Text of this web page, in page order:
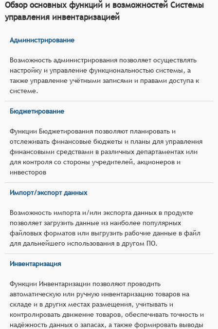
Обзор основных функций и возможностей Системы
управления инвентаризацией
Администрирование
Возможность администрирования позволяет осуществлять
настройку и управление функциональностью системы, а
также управление учётными записями и правами доступа к
системе.
Бюджетирование
Функции Бюджетирования позволяют планировать и
отслеживать финансовые бюджеты и планы для управления
финансовыми средствами в различных департаментах или
для контроля со стороны учредителей, акционеров и
инвесторов
Импорт/экспорт данных
Возможность импорта и/или экспорта данных в продукте
позволяет загрузить данные из наиболее популярных
файловых форматов или выгрузить рабочие данные в файл
для дальнейшего использования в другом ПО.
Инвентаризация
Функции Инвентаризации позволяют проводить
автоматическую или ручную инвентаризацию товаров на
складе и в других местах размещения, учитывать и
контролировать движение товаров, обеспечивать точность и
надёжность данных о запасах, а также формировать выводы